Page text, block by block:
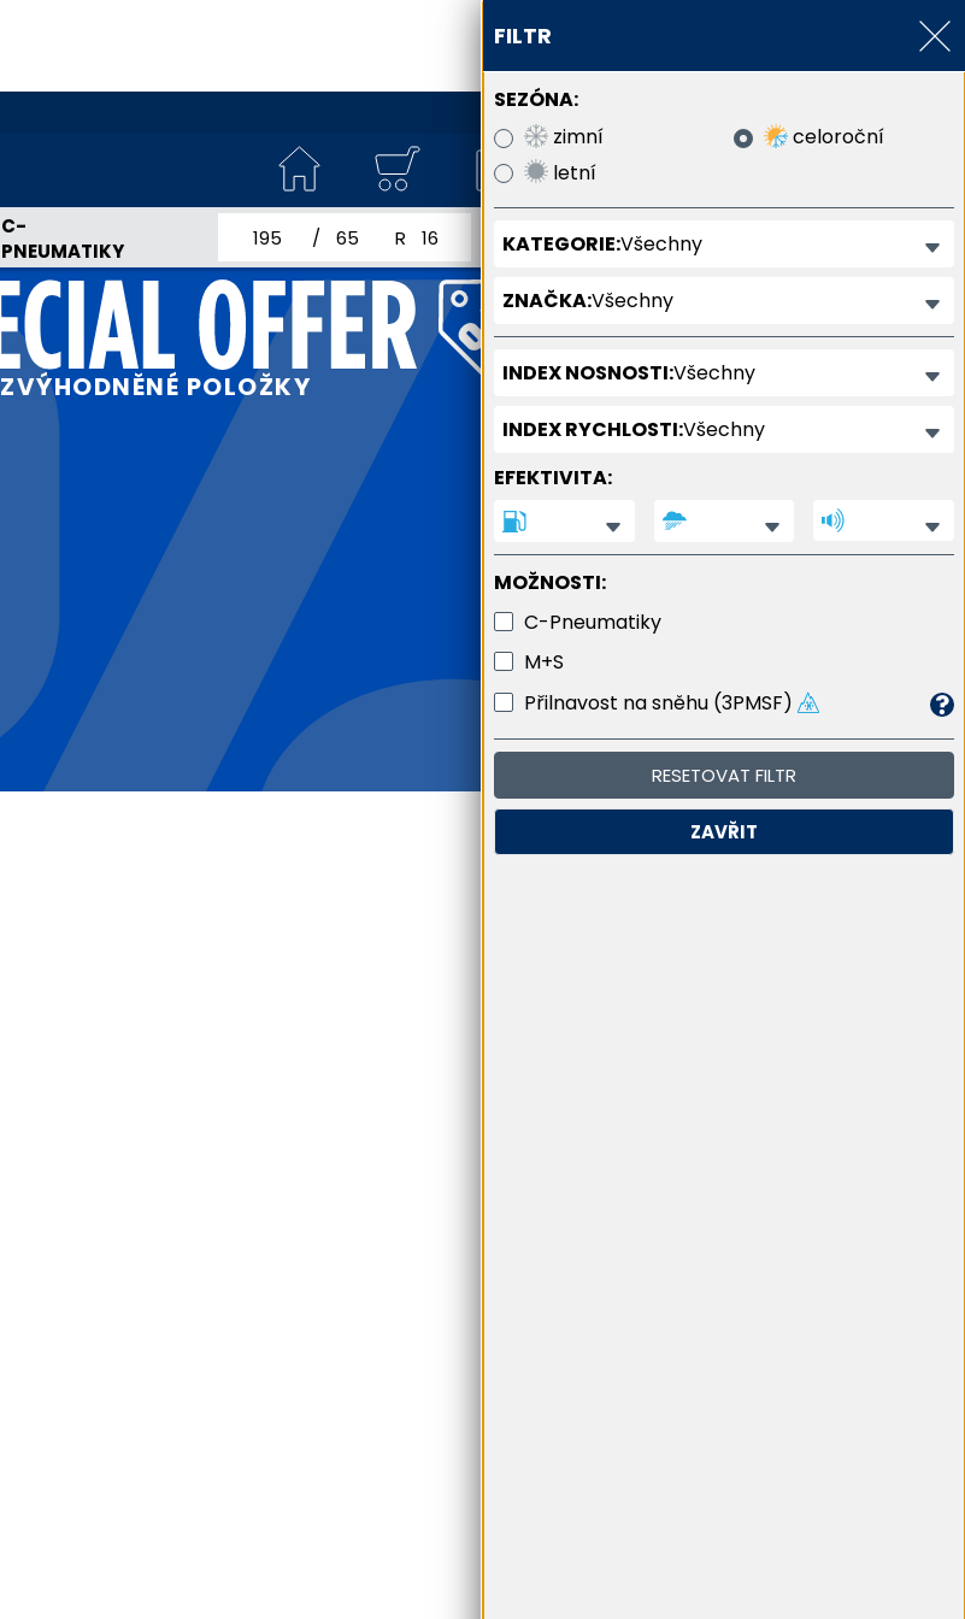
800 800 900
C-
PNEUMATIKY
jmenovitá šířka pneumatiky
profil pneumatikyjmenovitý průměr pneumatiky
ZVÝHODNĚNÉ POLOŽKY
FILTR
SEZÓNA:
zimní
letní
celoroční
KATEGORIE:Všechny
ZNAČKA:Všechny
INDEX NOSNOSTI:Všechny
INDEX RYCHLOSTI:Všechny
EFEKTIVITA:
MOŽNOSTI:
C-Pneumatiky
M+S
Přilnavost na sněhu (3PMSF)
RESETOVAT FILTR
ZAVŘIT